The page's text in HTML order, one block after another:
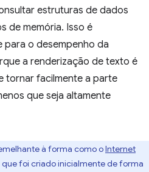
estruturas de dados
de memória. Isso é
o desempenho da
a renderização de texto é
tornar facilmente a parte
que seja altamente
à forma como oInternet
que foi criado inicialmente de forma